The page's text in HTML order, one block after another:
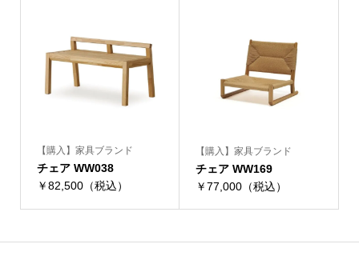
【購入】家具ブランド
チェア WW038
￥82,500（税込）
【購入】家具ブランド
チェア WW169
￥77,000（税込）